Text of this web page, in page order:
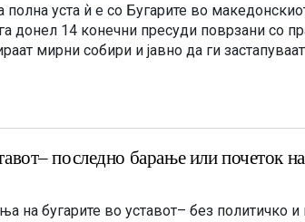
уста ѝ е со Бугарите во
донел 14 конечни пресуди поврзани со
мирни собири и јавно да ги
последно барање или почеток
на бугарите во уставот– без политичко